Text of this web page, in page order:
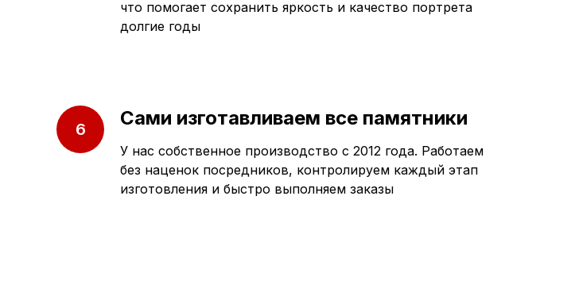
что помогает сохранить яркость и качество портрета
долгие годы
Сами изготавливаем все памятники
У нас собственное производство с 2012 года. Работаем
без наценок посредников, контролируем каждый этап
изготовления и быстро выполняем заказы